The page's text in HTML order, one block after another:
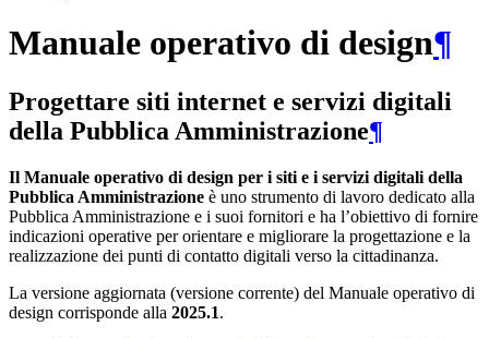
Manuale operativo di design¶
Progettare siti internet e servizi digitali
della Pubblica Amministrazione¶
Il Manuale operativo di design per i siti e i servizi digitali della
Pubblica Amministrazione è uno strumento di lavoro dedicato alla
Pubblica Amministrazione e i suoi fornitori e ha l’obiettivo di fornire
indicazioni operative per orientare e migliorare la progettazione e la
realizzazione dei punti di contatto digitali verso la cittadinanza.
La versione aggiornata (versione corrente) del Manuale operativo di
design corrisponde alla 2025.1.